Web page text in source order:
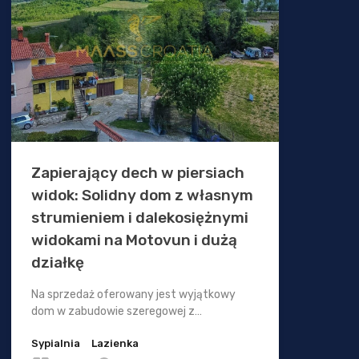
Zapierający dech w piersiach
widok: Solidny dom z własnym
strumieniem i dalekosiężnymi
widokami na Motovun i dużą
działkę
Na sprzedaż oferowany jest wyjątkowy
dom w zabudowie szeregowej z…
Sypialnia Lazienka